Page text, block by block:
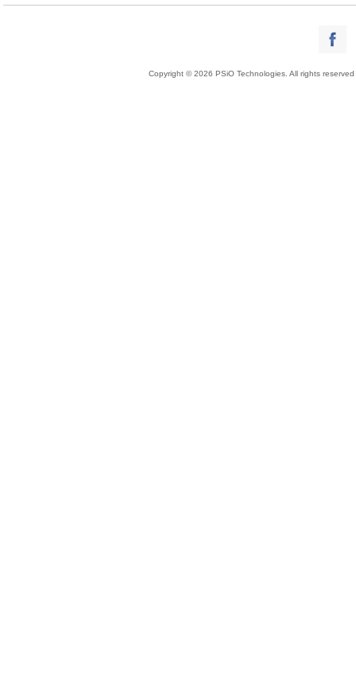
Copyright © 2026 PSiO Technologies. All rights